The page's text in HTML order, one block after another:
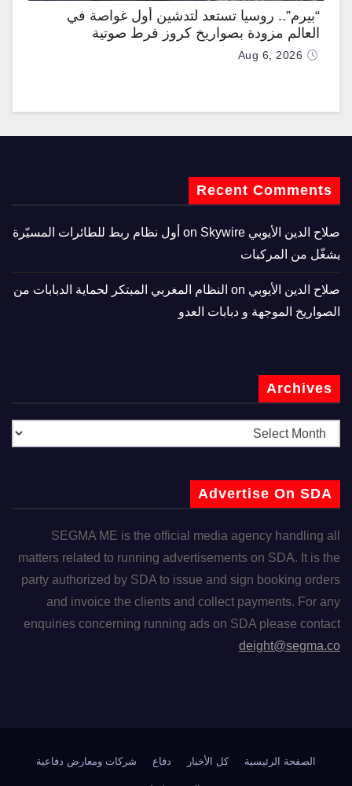
“بيرم”.. روسيا تستعد لتدشين أول غواصة في
العالم مزودة بصواريخ كروز فرط صوتية
Aug 6, 2026
Recent Comments
صلاح الدين الأيوبي
Skywire أول نظام ربط للطائرات المسيّرة
يشغّل من المركبات
صلاح الدين الأيوبي
النظام المغربي المبتكر لحماية الدبابات من
الصواريخ الموجهة و دبابات العدو
Archives
Advertise On SDA
SEGMA ME is the official media agency handling all
matters related to running advertisements on SDA. It is the
party authorized by SDA to issue and sign booking orders
and invoice the clients and collect payments. For any
enquiries concerning running ads on SDA please contact
deight@segma.co
الصفحة الرئيسية كل الأخبار دفاع شركات ومعارض دفاعية